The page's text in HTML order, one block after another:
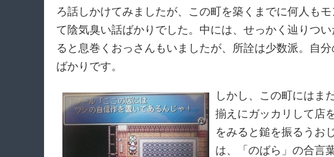
ろ話しかけてみましたが、この町を築くまでに何人も
て陰気臭い話ばかりでした。中には、せっかく辿りつ
ると息巻くおっさんもいましたが、所詮は少数派。自
ばかりです。
しかし、この町にはま
揃えにガッカリして店
をみると鎚を振るうお
は、「のばら」の合言